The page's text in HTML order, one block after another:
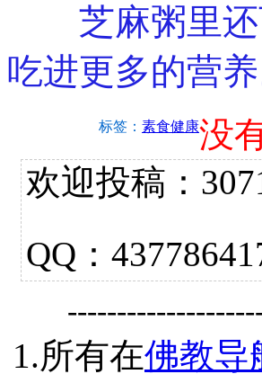
芝麻粥里还
吃进更多的营养
标签： 素食健康没
欢迎投稿：
QQ：
1.所有在佛教导